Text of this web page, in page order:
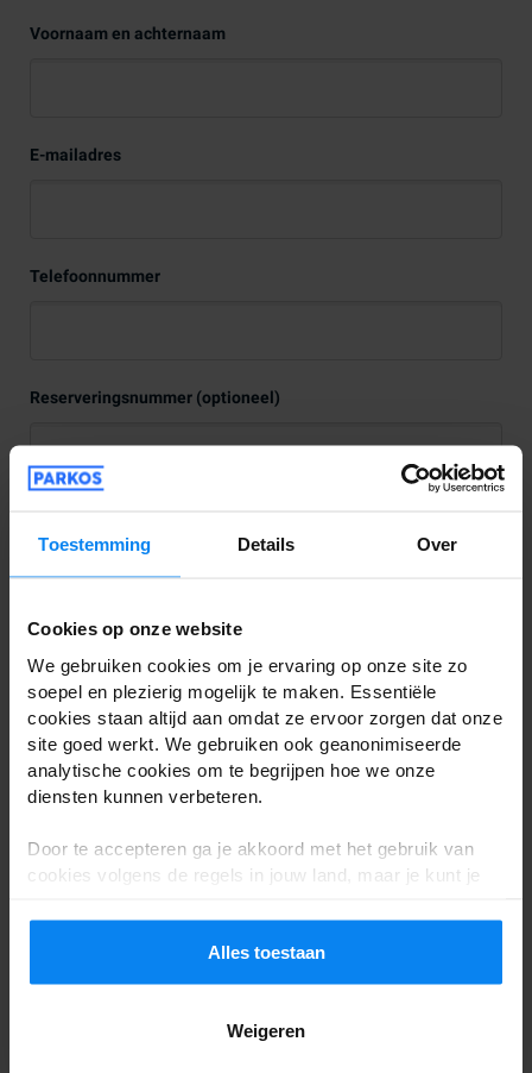
Toestemming Details Over
Cookies op onze website
We gebruiken cookies om je ervaring op onze site zo
soepel en plezierig mogelijk te maken. Essentiële
cookies staan altijd aan omdat ze ervoor zorgen dat onze
site goed werkt. We gebruiken ook geanonimiseerde
analytische cookies om te begrijpen hoe we onze
diensten kunnen verbeteren.
Door te accepteren ga je akkoord met het gebruik van
cookies volgens de regels in jouw land, maar je kunt je
details onsPrivacybeleid.
Alles toestaan
Weigeren
Voornaam en achternaam
E-mailadres
Telefoonnummer
Reserveringsnummer (optioneel)
Bericht
Vink aan om door te gaan met het versturen van uw bericht